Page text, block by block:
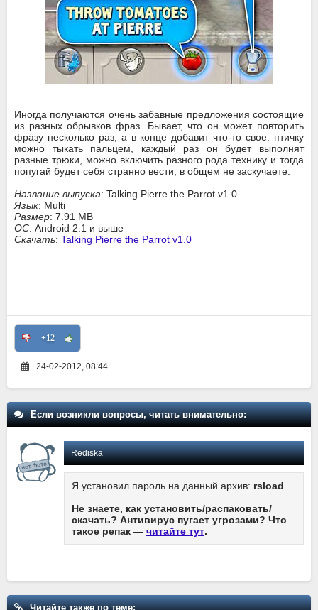
Иногда получаются очень забавные предложения состоящие
из разных обрывков фраз. Бывает, что он может повторить
фразу несколько раз, а в конце добавит что-то свое. птичку
можно тыкать пальцем, каждый раз он будет выполнят
разные трюки, можно включить разного рода технику и тогда
попугай будет себя странно вести, в общем не заскучаете.
Название выпуска: Talking.Pierre.the.Parrot.v1.0
Язык: Multi
Размер: 7.91 MB
ОС: Android 2.1 и выше
Скачать: Talking Pierre the Parrot v1.0
+12
24-02-2012, 08:44
Если возникли вопросы, читать внимательно:
Rediska
Я установил пароль на данный архив: rsload
Не знаете, как установить/распаковать/
скачать? Антивирус пугает угрозами? Что
такое репак — читайте тут.
Читайте также по теме: